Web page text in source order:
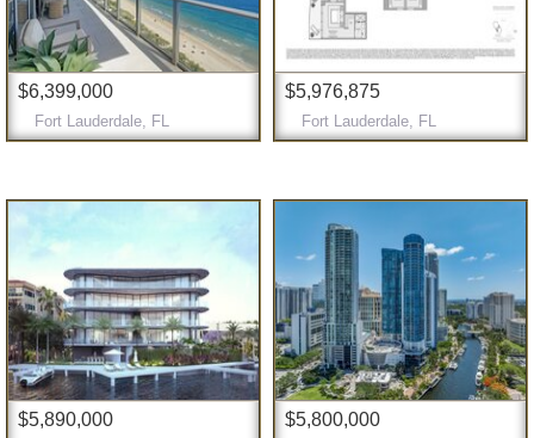
$6,399,000
Fort Lauderdale, FL
$5,976,875
Fort Lauderdale, FL
$5,890,000 $5,800,000